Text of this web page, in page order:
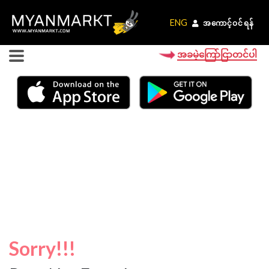
ENG အကောင့်ဝင်ရန်
ENG အကောင့်ဝင်ရန်
အခမဲ့ကြော်ငြာတင်ပါ
Sorry!!!